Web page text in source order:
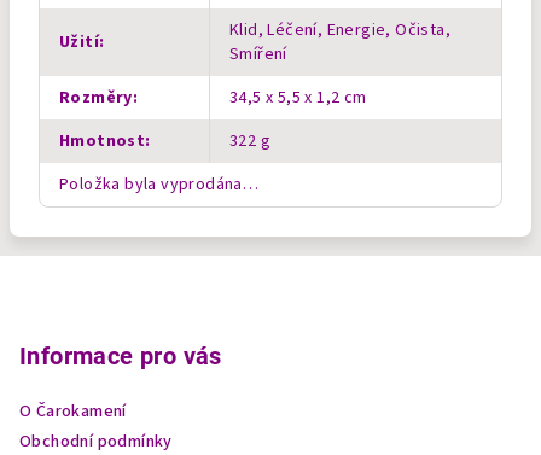
Užití:
Klid, Léčení, Energie, Očista,
Smíření
Rozměry:
34,5 x 5,5 x 1,2 cm
Hmotnost:
322 g
Položka byla vyprodána…
Informace pro vás
O Čarokamení
Obchodní podmínky